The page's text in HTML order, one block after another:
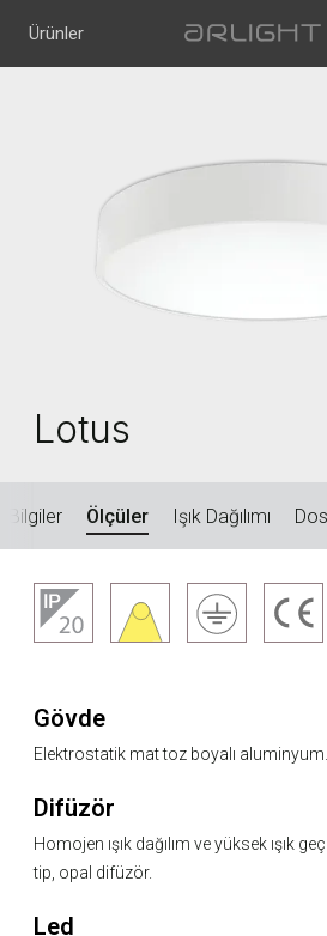
Ürünler
Lotus
Bilgiler Ölçüler Işık Dağılımı
Gövde
Elektrostatik mat toz boyalı aluminyum.
Difüzör
Homojen ışık dağılım ve yüksek ışık
tip, opal difüzör.
Led